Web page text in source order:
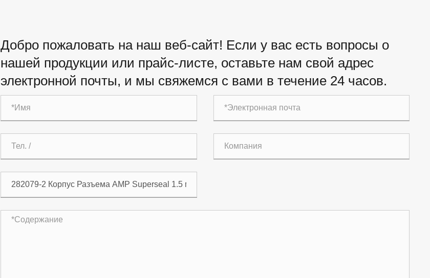
Добро пожаловать на наш веб-сайт! Если у вас есть вопросы о
нашей продукции или прайс-листе, оставьте нам свой адрес
электронной почты, и мы свяжемся с вами в течение 24 часов.